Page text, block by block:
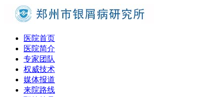
医院首页
医院简介
专家团队
权威技术
媒体报道
来院路线